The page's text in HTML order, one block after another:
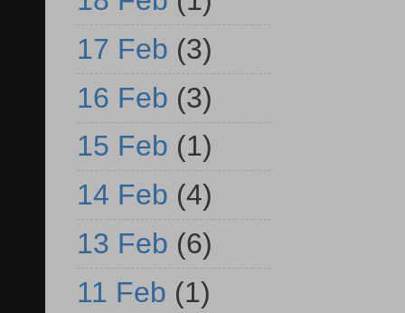
17 Feb (3)
16 Feb (3)
15 Feb (1)
14 Feb (4)
13 Feb (6)
11 Feb (1)